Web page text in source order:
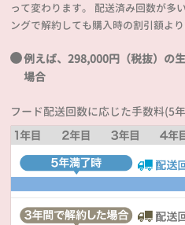
って変わります。 配送済み回数が多
ングで解約しても購入時の割引額よ
例えば、298,000円（税抜）の
場合
フード配送回数に応じた手数料(5